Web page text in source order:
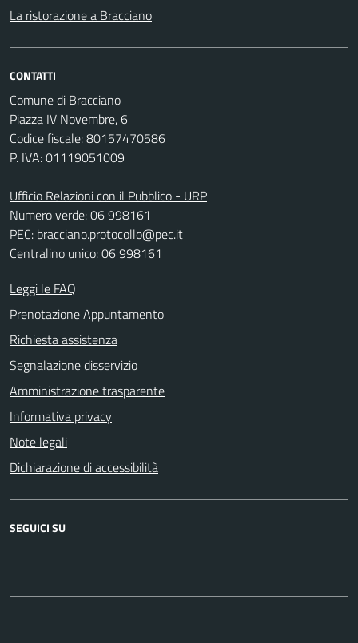
La ristorazione a Bracciano
CONTATTI
Comune di Bracciano
Piazza IV Novembre, 6
Codice fiscale: 80157470586
P. IVA: 01119051009
Ufficio Relazioni con il Pubblico - URP
Numero verde: 06 998161
PEC: bracciano.protocollo@pec.it
Centralino unico: 06 998161
Leggi le FAQ
Prenotazione Appuntamento
Richiesta assistenza
Segnalazione disservizio
Amministrazione trasparente
Informativa privacy
Note legali
Dichiarazione di accessibilità
SEGUICI SU